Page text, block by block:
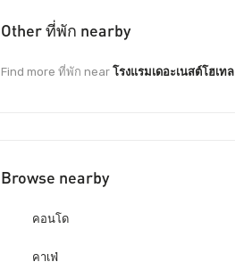
Other ที่พัก nearby
Find more ที่พัก near โรงแรมเดอะเนสต์โฮเทล
Browse nearby
คอนโด
คาเฟ่